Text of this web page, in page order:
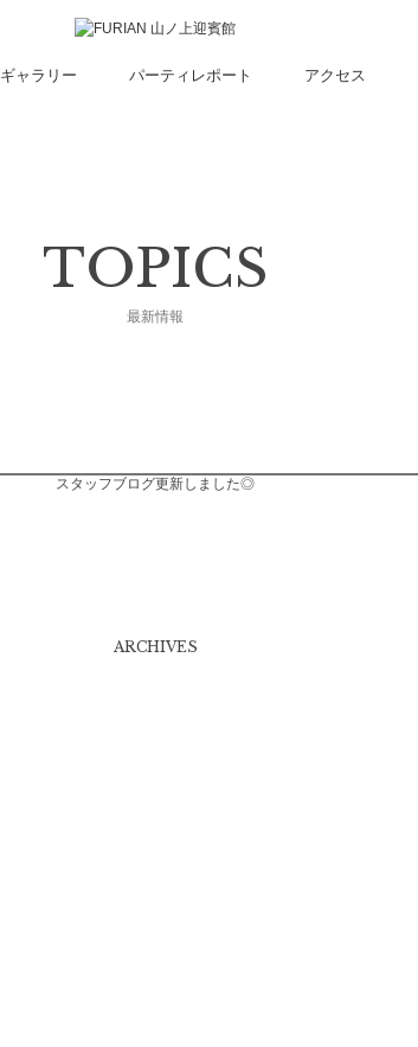
ギャラリー パーティレポート アクセス
TOPICS
最新情報
スタッフブログ更新しました◎
ARCHIVES